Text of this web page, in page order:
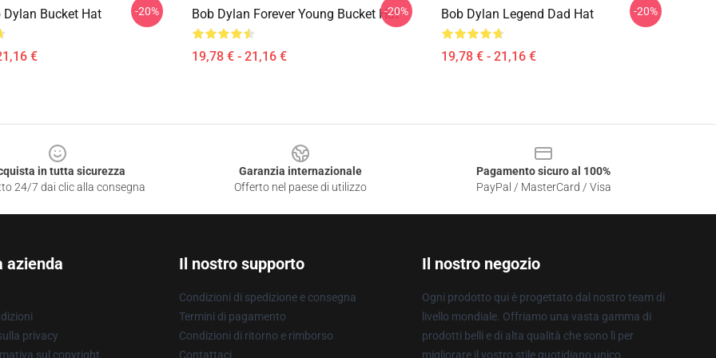
Dylan Bucket Hat
€
-20% Bob Dylan Forever Young Bucket Hat
19,78 € - 21,16 €
-20% Bob Dylan Legend Dad Hat
19,78 € - 21,16 €
-20%
in tutta sicurezza
24/7 dai clic alla consegna
Garanzia internazionale
Offerto nel paese di utilizzo
Pagamento sicuro al 100%
PayPal / MasterCard / Visa
azienda
privacy
sul copyright
Il nostro supporto
Condizioni di spedizione e consegna
Termini di pagamento
Condizioni di ritorno e rimborso
Contattaci
Il nostro negozio
Ogni prodotto qui è progettato dal nostro team di
livello mondiale. Offriamo una vasta gamma di
prodotti belli e di alta qualità che sono lì per
migliorare il vostro stile quotidiano unico.